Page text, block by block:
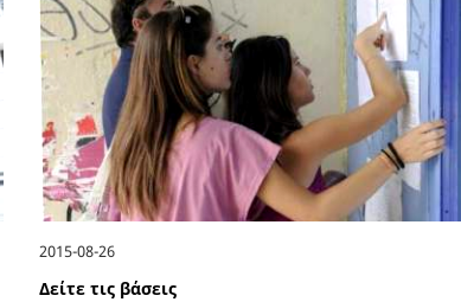
2015-08-26
Δείτε τις βάσεις